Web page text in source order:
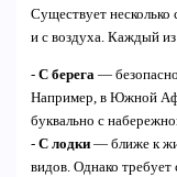
Существует несколько
и с воздуха. Каждый
- С берега—
Например, в Южной
буквально с
- С лодки— ближе к
видов. Однако